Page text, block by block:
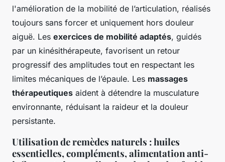
l'amélioration de la mobilité de l’articulation, réalisés
toujours sans forcer et uniquement hors douleur
aiguë. Les exercices de mobilité adaptés, guidés
par un kinésithérapeute, favorisent un retour
progressif des amplitudes tout en respectant les
limites mécaniques de l’épaule. Les massages
thérapeutiques aident à détendre la musculature
environnante, réduisant la raideur et la douleur
persistante.
Utilisation de remèdes naturels : huiles
essentielles, compléments, alimentation anti-